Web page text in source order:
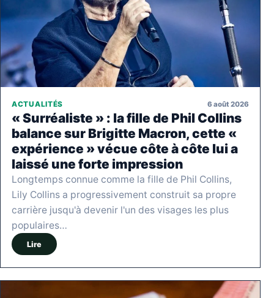
ACTUALITÉS 6 août 2026
« Surréaliste » : la fille de Phil Collins
balance sur Brigitte Macron, cette «
expérience » vécue côte à côte lui a
laissé une forte impression
Longtemps connue comme la fille de Phil Collins,
Lily Collins a progressivement construit sa propre
carrière jusqu'à devenir l'un des visages les plus
populaires…
Lire